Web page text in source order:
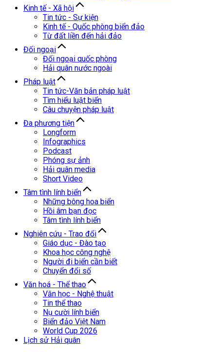
Kinh tế - Xã hội
Tin tức - Sự kiện
Kinh tế - Quốc phòng biển đảo
Từ đất liền đến hải đảo
Đối ngoại
Đối ngoại quốc phòng
Hải quân nước ngoài
Pháp luật
Tin tức-Văn bản pháp luật
Tìm hiểu luật biển
Câu chuyện pháp luật
Đa phương tiện
Longform
Infographics
Podcast
Phóng sự ảnh
Hải quân media
Short Video
Tâm tình lính biển
Những bông hoa biển
Hồi âm bạn đọc
Tâm tình lính biển
Nghiên cứu - Trao đổi
Giáo dục - Đào tạo
Khoa học công nghệ
Người đi biển cần biết
Chuyển đổi số
Văn hoá - Thể thao
Văn học - Nghệ thuật
Tin thể thao
Nụ cười lính biển
Biển đảo Việt Nam
World Cup 2026
Lịch sử Hải quân